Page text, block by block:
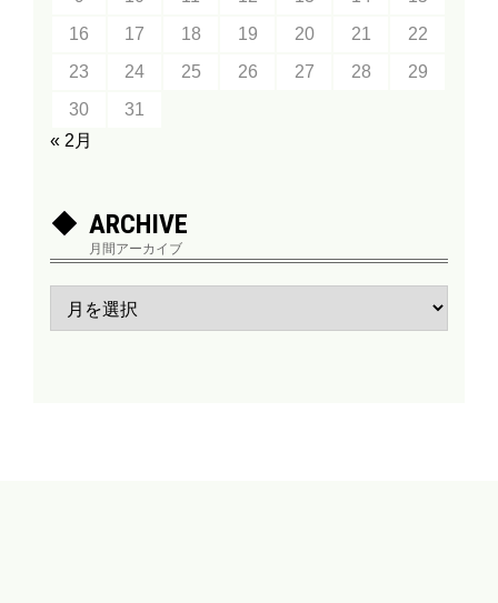
16
17 18 19 20 21
22
23
24 25 26 27 28
29
30
31
« 2月
ARCHIVE
月間アーカイブ